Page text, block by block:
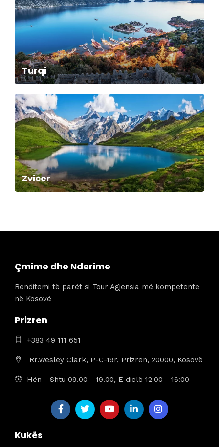
Turqi
Zvicer
Çmime dhe Nderime
Renditemi të parët si Tour Agjensia më kompetente
në Kosovë
Prizren
+383 49 111 651
Rr.Wesley Clark, P-C-19r, Prizren, 20000, Kosovë
Hën - Shtu 09.00 - 19.00, E dielë 12:00 - 16:00
Kukës